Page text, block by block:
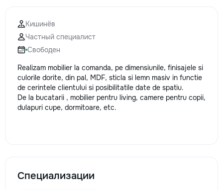
pentru o consultație gratuită și un
deviz fără obligații: 069 376 542
+373 603 31 178 Viber | WhatsApp
| Telegram Disponibili zilnic pentru
gratuit Consultanță profesională
Soluții pentru orice buget
Reparații executate la timp și cu
responsabilitate. Transformăm
ideile în locuințe confortabile,
Кишинёв
Частный специалист
Свободен
Realizam mobilier la comanda, pe dimensiunile, finisajele si
culorile dorite, din pal, MDF, sticla si lemn masiv in functie
de cerintele clientului si posibilitatile date de spatiu.
De la bucatarii , mobilier pentru living, camere pentru copii,
dulapuri cupe, dormitoare, etc.
Специализации